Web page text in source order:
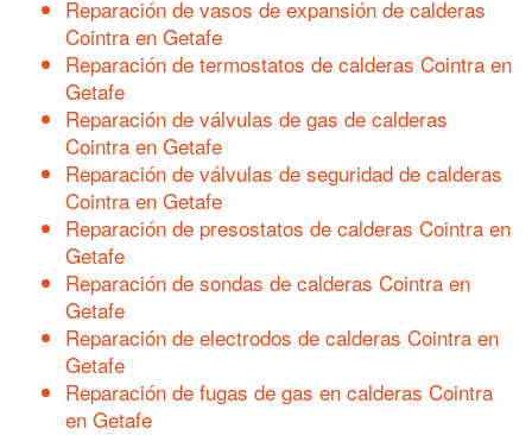
Reparación de vasos de expansión de calderas
Cointra en Getafe
Reparación de termostatos de calderas Cointra en
Getafe
Reparación de válvulas de gas de calderas
Cointra en Getafe
Reparación de válvulas de seguridad de calderas
Cointra en Getafe
Reparación de presostatos de calderas Cointra en
Getafe
Reparación de sondas de calderas Cointra en
Getafe
Reparación de electrodos de calderas Cointra en
Getafe
Reparación de fugas de gas en calderas Cointra
en Getafe